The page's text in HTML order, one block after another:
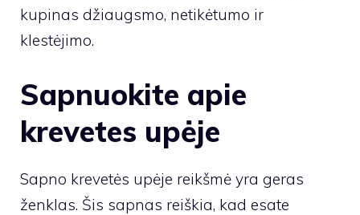
kupinas džiaugsmo, netikėtumo ir
klestėjimo.
Sapnuokite apie
krevetes upėje
Sapno krevetės upėje reikšmė yra geras
ženklas. Šis sapnas reiškia, kad esate